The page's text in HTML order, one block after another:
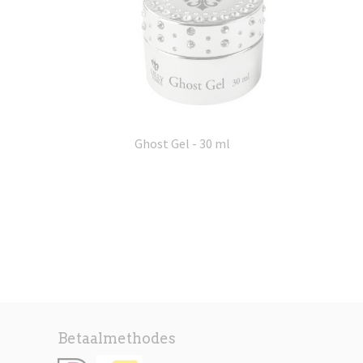
Ghost Gel - 30 ml
Betaalmethodes